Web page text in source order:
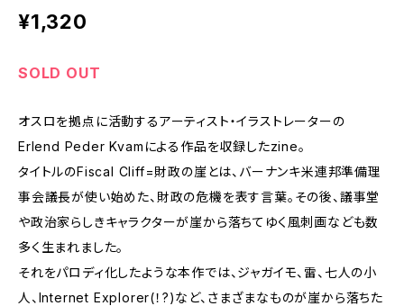
¥1,320
SOLD OUT
オスロを拠点に活動するアーティスト・イラストレーターの
Erlend Peder Kvamによる作品を収録したzine。
タイトルのFiscal Cliff=財政の崖とは、バーナンキ米連邦準備理
事会議長が使い始めた、財政の危機を表す言葉。その後、議事堂
や政治家らしきキャラクターが崖から落ちてゆく風刺画なども数
多く生まれました。
それをパロディ化したような本作では、ジャガイモ、雷、七人の小
人、Internet Explorer(！?)など、さまざまなものが崖から落ちた